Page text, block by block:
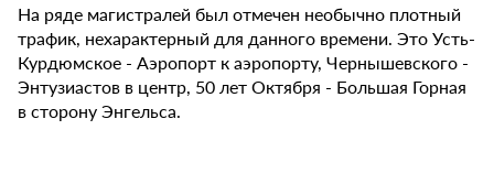
На ряде магистралей был отмечен необычно плотный
трафик, нехарактерный для данного времени. Это Усть-
Курдюмское - Аэропорт к аэропорту, Чернышевского -
Энтузиастов в центр, 50 лет Октября - Большая Горная
в сторону Энгельса.